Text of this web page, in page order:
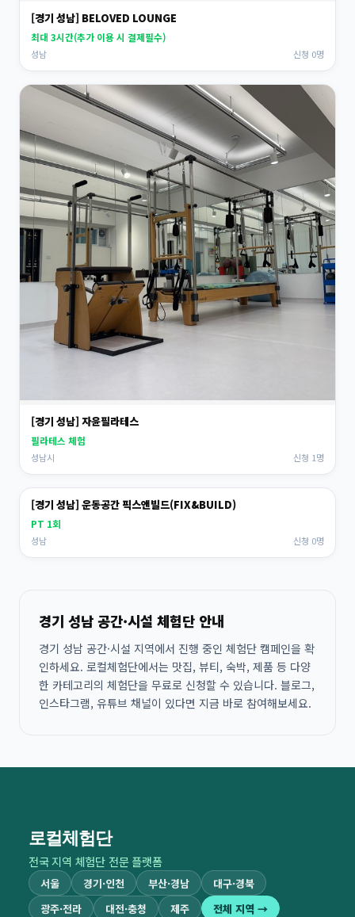
[경기 성남] BELOVED LOUNGE
최대 3시간(추가 이용 시 결제필수)
성남 신청 0명
[경기 성남] 자윤필라테스
필라테스 체험
성남시 신청 1명
[경기 성남] 운동공간 픽스앤빌드(FIX&BUILD)
PT 1회
성남 신청 0명
경기 성남 공간·시설 체험단 안내
경기 성남 공간·시설 지역에서 진행 중인 체험단 캠페인을 확
인하세요. 로컬체험단에서는 맛집, 뷰티, 숙박, 제품 등 다양
한 카테고리의 체험단을 무료로 신청할 수 있습니다. 블로그,
인스타그램, 유튜브 채널이 있다면 지금 바로 참여해보세요.
로컬체험단
전국 지역 체험단 전문 플랫폼
서울 경기·인천 부산·경남
대구·경북
광주·전라
대전·충청 제주
전체 지역 →